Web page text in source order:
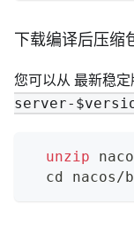
下载编译后压缩
您可以从 最新稳
server-
unzip
cd
nacos/